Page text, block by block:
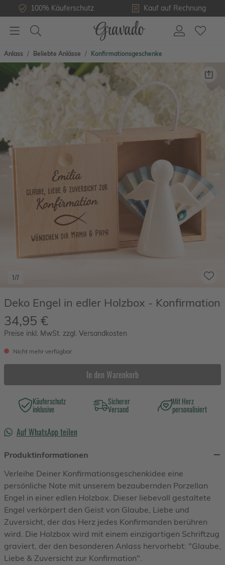
100% Käuferschutz Kauf auf Rechnung
Anlass Beliebte Anlässe Konfirmationsgeschenke
1/7
Deko Engel in edler Holzbox - Konfirmation
34,95 €
Preise inkl. MwSt. zzgl. Versandkosten
Nicht mehr verfügbar
In den Warenkorb
Käuferschutz
inklusive
Sicherer
Versand
Mit Herz
personalisiert
Auf WhatsApp teilen
Produktinformationen
Verleihe Deiner Konfirmationsgeschenkidee eine
persönliche Note mit unserem bezaubernden Porzellan
Engel in einer edlen Holzbox. Dieser liebevoll gestaltete
Engel verkörpert den Geist von Glaube, Liebe und
Zuversicht, der das Herz jedes Konfirmanden berühren
wird. Die Holzbox wird mit einem einzigartigen Schriftzug
graviert, der den besonderen Anlass hervorhebt: "Glaube,
Liebe & Zuversicht zur Konfirmation".